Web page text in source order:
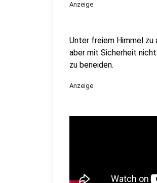
Anzeige
Unter freiem Himmel zu
aber mit Sicherheit
zu beneiden.
Anzeige